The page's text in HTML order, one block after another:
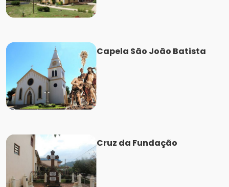
Capela São João Batista
Cruz da Fundação